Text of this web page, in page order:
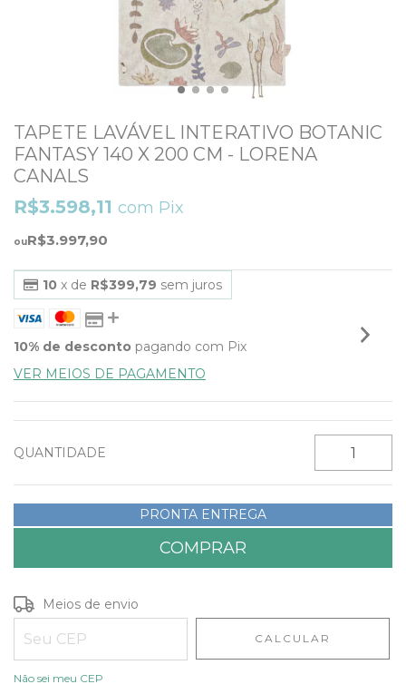
TAPETE LAVÁVEL INTERATIVO BOTANIC
FANTASY 140 X 200 CM - LORENA
CANALS
R$3.997,90
R$3.598,11 com Pix
10 x de R$399,79 sem juros
10% de desconto pagando com Pix
VER MEIOS DE PAGAMENTO
QUANTIDADE
PRONTA ENTREGA
Entregas para o CEP:
Meios de envio
CALCULAR
Não sei meu CEP